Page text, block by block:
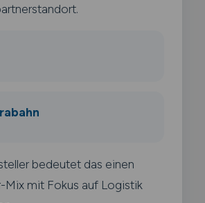
bedeutet das einen
mit Fokus auf Logistik